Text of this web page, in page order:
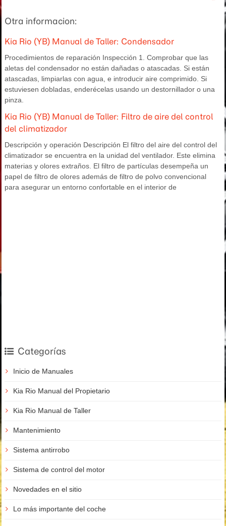
Otra informacion:
Kia Rio (YB) Manual de Taller: Condensador
Procedimientos de reparación Inspección 1. Comprobar que las
aletas del condensador no están dañadas o atascadas. Si están
atascadas, limpiarlas con agua, e introducir aire comprimido. Si
estuviesen dobladas, enderécelas usando un destornillador o una
pinza.
Kia Rio (YB) Manual de Taller: Filtro de aire del control
del climatizador
Descripción y operación Descripción El filtro del aire del control del
climatizador se encuentra en la unidad del ventilador. Este elimina
materias y olores extraños. El filtro de partículas desempeña un
papel de filtro de olores además de filtro de polvo convencional
para asegurar un entorno confortable en el interior de
Categorías
Inicio de Manuales
Kia Rio Manual del Propietario
Kia Rio Manual de Taller
Mantenimiento
Sistema antirrobo
Sistema de control del motor
Novedades en el sitio
Lo más importante del coche